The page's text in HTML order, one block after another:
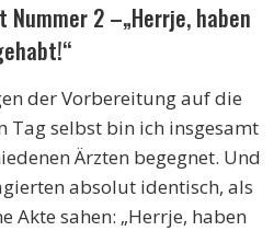
Nummer 2 –„Herrje, haben
der Vorbereitung auf die
Tag selbst bin ich insgesamt
Ärzten begegnet. Und
absolut identisch, als
Akte sahen: „Herrje, haben